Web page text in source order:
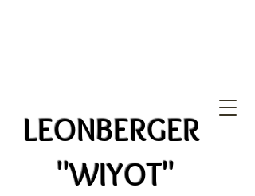
LEONBERGER
"WIYOT"